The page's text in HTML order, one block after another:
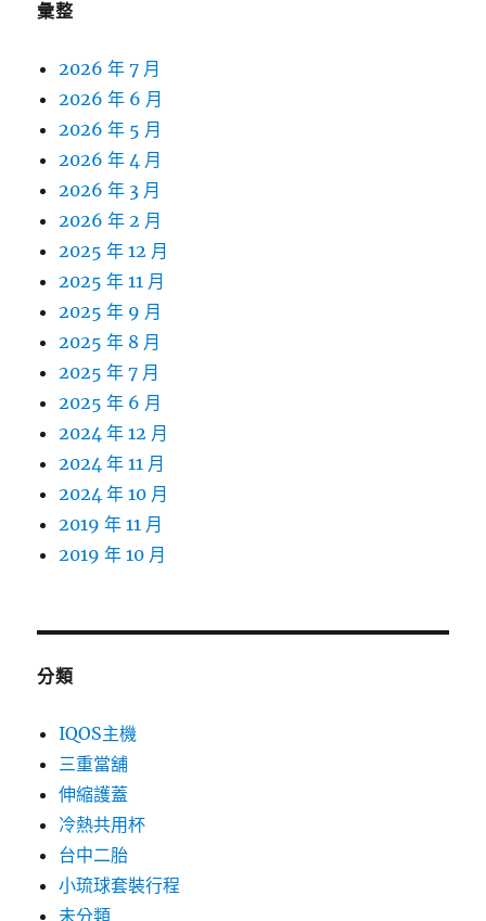
彙整
2026 年 7 月
2026 年 6 月
2026 年 5 月
2026 年 4 月
2026 年 3 月
2026 年 2 月
2025 年 12 月
2025 年 11 月
2025 年 9 月
2025 年 8 月
2025 年 7 月
2025 年 6 月
2024 年 12 月
2024 年 11 月
2024 年 10 月
2019 年 11 月
2019 年 10 月
分類
IQOS主機
三重當舖
伸縮護蓋
冷熱共用杯
台中二胎
小琉球套裝行程
未分類